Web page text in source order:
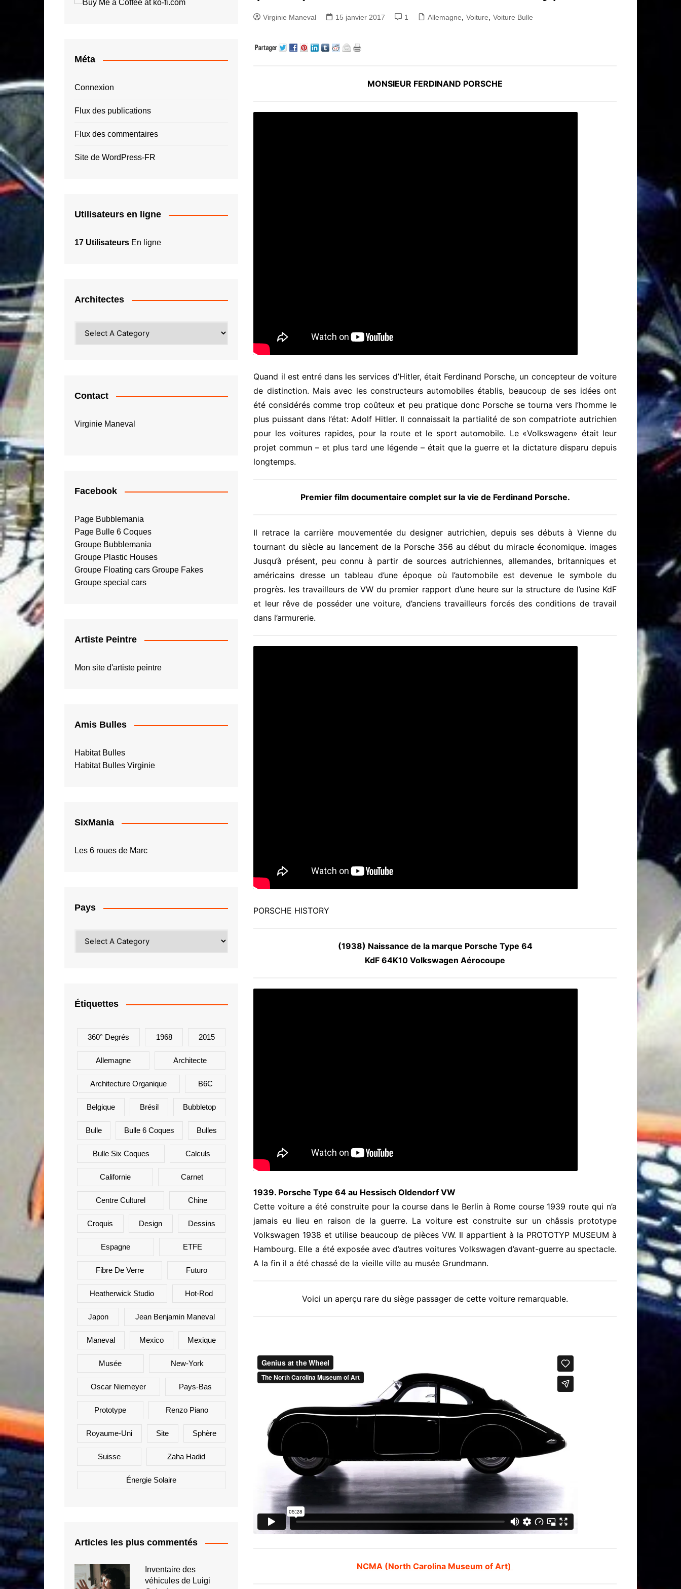
Roger Tallon
Monowheel
Musée
Virginie Maneval 15 janvier 2017 1 Allemagne Voiture Voiture Bulle
MONSIEUR FERDINAND PORSCHE
Quand il est entré dans les services d’Hitler, était Ferdinand Porsche, un concepteur de voiture
de distinction. Mais avec les constructeurs automobiles établis, beaucoup de ses idées ont
été considérés comme trop coûteux et peu pratique donc Porsche se tourna vers l’homme le
plus puissant dans l’état: Adolf Hitler. Il connaissait la partialité de son compatriote autrichien
pour les voitures rapides, pour la route et le sport automobile. Le «Volkswagen» était leur
projet commun – et plus tard une légende – était que la guerre et la dictature disparu depuis
longtemps.
Premier film documentaire complet sur la vie de Ferdinand Porsche.
Il retrace la carrière mouvementée du designer autrichien, depuis ses débuts à Vienne du
tournant du siècle au lancement de la Porsche 356 au début du miracle économique. images
Jusqu’à présent, peu connu à partir de sources autrichiennes, allemandes, britanniques et
américains dresse un tableau d’une époque où l’automobile est devenue le symbole du
progrès. les travailleurs de VW du premier rapport d’une heure sur la structure de l’usine KdF
et leur rêve de posséder une voiture, d’anciens travailleurs forcés des conditions de travail
dans l’armurerie.
PORSCHE HISTORY
(1938) Naissance de la marque Porsche Type 64
KdF 64K10 Volkswagen Aérocoupe
1939. Porsche Type 64 au Hessisch Oldendorf VW
Cette voiture a été construite pour la course dans le Berlin à Rome course 1939 route qui n’a
jamais eu lieu en raison de la guerre. La voiture est construite sur un châssis prototype
Volkswagen 1938 et utilise beaucoup de pièces VW. Il appartient à la PROTOTYP MUSEUM à
Hambourg. Elle a été exposée avec d’autres voitures Volkswagen d’avant-guerre au spectacle.
A la fin il a été chassé de la vieille ville au musée Grundmann.
Voici un aperçu rare du siège passager de cette voiture remarquable.
NCMA (North Carolina Museum of Art)
Méta
Connexion
Flux des publications
Flux des commentaires
Site de WordPress-FR
Utilisateurs en ligne
17 Utilisateurs En ligne
Architectes
Contact
Virginie Maneval
Facebook
Page Bubblemania
Page Bulle 6 Coques
Groupe Bubblemania
Groupe Plastic Houses
Groupe Floating cars Groupe Fakes
Groupe special cars
Artiste Peintre
Mon site d'artiste peintre
Amis Bulles
Habitat Bulles
Habitat Bulles Virginie
SixMania
Les 6 roues de Marc
Pays
Étiquettes
360° Degrés 1968 2015
Allemagne Architecte
Architecture Organique B6C
Belgique Brésil Bubbletop
Bulle Bulle 6 Coques Bulles
Bulle Six Coques Calculs
Californie Carnet
Centre Culturel Chine
Croquis Design Dessins
Espagne ETFE
Fibre De Verre Futuro
Heatherwick Studio Hot-Rod
Japon Jean Benjamin Maneval
Maneval Mexico Mexique
Musée New-York
Oscar Niemeyer Pays-Bas
Prototype Renzo Piano
Royaume-Uni Site Sphère
Suisse Zaha Hadid
Énergie Solaire
Articles les plus commentés
Inventaire des
véhicules de Luigi